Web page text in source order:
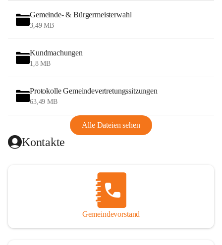
Gemeinde- & Bürgermeisterwahl
3,49 MB
Kundmachungen
1,8 MB
Protokolle Gemeindevertretungssitzungen
63,49 MB
Alle Dateien sehen
Kontakte
Gemeindevorstand